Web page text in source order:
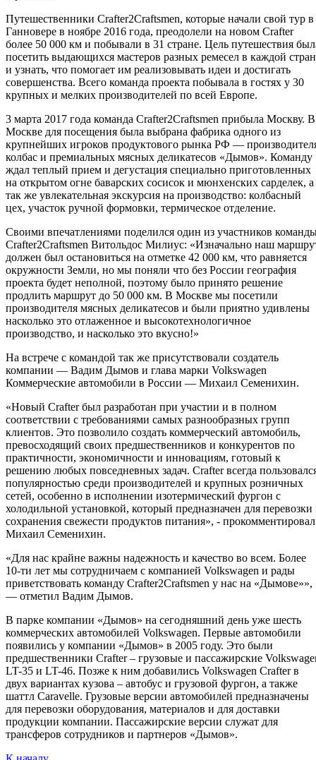
Путешественники Crafter2Craftsmen, которые начали свой тур в
Ганновере в ноябре 2016 года, преодолели на новом Crafter
более 50 000 км и побывали в 31 стране. Цель путешествия
посетить выдающихся мастеров разных ремесел в каждой
и узнать, что помогает им реализовывать идеи и достигать
совершенства. Всего команда проекта побывала в гостях у 30
крупных и мелких производителей по всей Европе.
3 марта 2017 года команда Crafter2Craftsmen прибыла Москву. В
Москве для посещения была выбрана фабрика одного из
крупнейших игроков продуктового рынка РФ —
колбас и премиальных мясных деликатесов «Дымов». Команду
ждал теплый прием и дегустация специально приготовленных
на открытом огне баварских сосисок и мюнхенских сарделек, а
так же увлекательная экскурсия на производство: колбасный
цех, участок ручной формовки, термическое отделение.
Своими впечатлениями поделился один из участников
Crafter2Craftsmen Витольдос Милиус: «Изначально наш
должен был остановиться на отметке 42 000 км, что равняется
окружности Земли, но мы поняли что без России география
проекта будет неполной, поэтому было принято решение
продлить маршрут до 50 000 км. В Москве мы посетили
производителя мясных деликатесов и были приятно удивлены
насколько это отлаженное и высокотехнологичное
производство, и насколько это вкусно!»
На встрече с командой так же присутствовали создатель
компании — Вадим Дымов и глава марки Volkswagen
Коммерческие автомобили в России — Михаил Семенихин.
«Новый Crafter был разработан при участии и в полном
соответствии с требованиями самых разнообразных групп
клиентов. Это позволило создать коммерческий автомобиль,
превосходящий своих предшественников и конкурентов по
практичности, экономичности и инновациям, готовый к
решению любых повседневных задач. Crafter всегда
популярностью среди производителей и крупных розничных
сетей, особенно в исполнении изотермический фургон с
холодильной установкой, который предназначен для перевозки
сохранения свежести продуктов питания», - прокомментировал
Михаил Семенихин.
«Для нас крайне важны надежность и качество во всем. Более
10-ти лет мы сотрудничаем с компанией Volkswagen и рады
приветствовать команду Crafter2Craftsmen у нас на «Дымове»»,
— отметил Вадим Дымов.
В парке компании «Дымов» на сегодняшний день уже шесть
коммерческих автомобилей Volkswagen. Первые автомобили
появились у компании «Дымов» в 2005 году. Это были
предшественники Crafter – грузовые и пассажирские
LT-35 и LT-46. Позже к ним добавились Volkswagen Crafter в
двух вариантах кузова – автобус и грузовой фургон, а также
шаттл Caravelle. Грузовые версии автомобилей предназначены
для перевозки оборудования, материалов и для доставки
продукции компании. Пассажирские версии служат для
трансферов сотрудников и партнеров «Дымов».